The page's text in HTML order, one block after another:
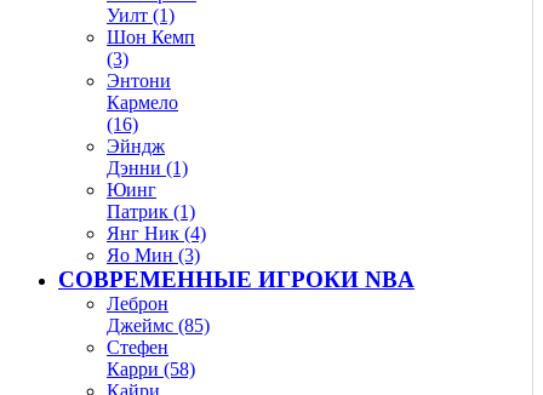
Уилт (1)
Шон Кемп
(3)
Энтони
Кармело
(16)
Эйндж
Дэнни (1)
Юинг
Патрик (1)
Янг Ник (4)
Яо Мин (3)
СОВРЕМЕННЫЕ ИГРОКИ NBA
Леброн
Джеймс (85)
Стефен
Карри (58)
Кайри